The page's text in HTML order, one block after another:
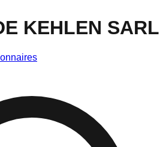
KEHLEN SARL